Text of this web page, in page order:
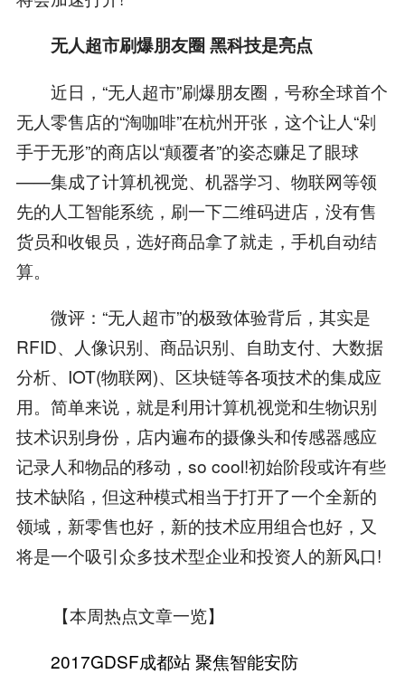
无人超市刷爆朋友圈 黑科技是亮点
近日，“无人超市”刷爆朋友圈，号称全球首个
无人零售店的“淘咖啡”在杭州开张，这个让人“剁
手于无形”的商店以“颠覆者”的姿态赚足了眼球
——集成了计算机视觉、机器学习、物联网等领
先的人工智能系统，刷一下二维码进店，没有售
货员和收银员，选好商品拿了就走，手机自动结
算。
微评：“无人超市”的极致体验背后，其实是
RFID、人像识别、商品识别、自助支付、大数据
分析、IOT(物联网)、区块链等各项技术的集成应
用。简单来说，就是利用计算机视觉和生物识别
技术识别身份，店内遍布的摄像头和传感器感应
记录人和物品的移动，so cool!初始阶段或许有些
技术缺陷，但这种模式相当于打开了一个全新的
领域，新零售也好，新的技术应用组合也好，又
将是一个吸引众多技术型企业和投资人的新风口!
【本周热点文章一览】
2017GDSF成都站 聚焦智能安防